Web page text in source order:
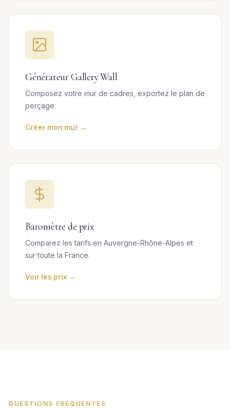
Générateur Gallery Wall
Composez votre mur de cadres, exportez le plan de
perçage.
Créer mon mur →
Baromètre de prix
Comparez les tarifs en Auvergne-Rhône-Alpes et
sur toute la France.
Voir les prix →
QUESTIONS FRÉQUENTES